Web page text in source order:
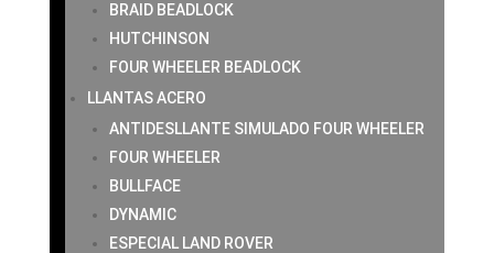
BRAID BEADLOCK
HUTCHINSON
FOUR WHEELER BEADLOCK
LLANTAS ACERO
ANTIDESLLANTE SIMULADO FOUR WHEELER
FOUR WHEELER
BULLFACE
DYNAMIC
ESPECIAL LAND ROVER